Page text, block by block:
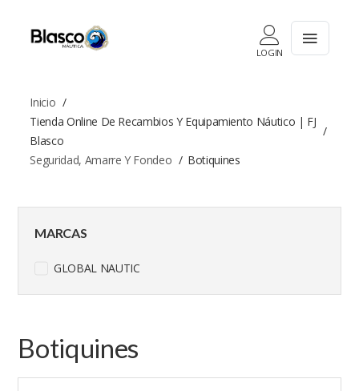
LOGIN
Inicio
Tienda Online De Recambios Y Equipamiento Náutico | FJ
Blasco
Seguridad, Amarre Y Fondeo
Botiquines
Botiquines
MARCAS
GLOBAL NAUTIC